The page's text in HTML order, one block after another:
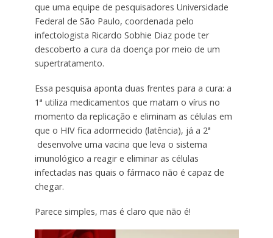
que uma equipe de pesquisadores Universidade
Federal de São Paulo, coordenada pelo
infectologista Ricardo Sobhie Diaz pode ter
descoberto a cura da doença por meio de um
supertratamento.
Essa pesquisa aponta duas frentes para a cura: a
1ª utiliza medicamentos que matam o vírus no
momento da replicação e eliminam as células em
que o HIV fica adormecido (latência), já a 2ª
desenvolve uma vacina que leva o sistema
imunológico a reagir e eliminar as células
infectadas nas quais o fármaco não é capaz de
chegar.
Parece simples, mas é claro que não é!